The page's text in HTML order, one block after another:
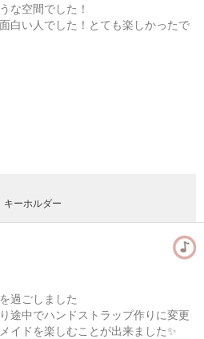
ンター(初心者）
徒歩14分
な空間でした！
白い人でした！とても楽しかったで
ーホルダー
過ごしました
途中でハンドストラップ作りに変更
イドを楽しむことが出来ました✨